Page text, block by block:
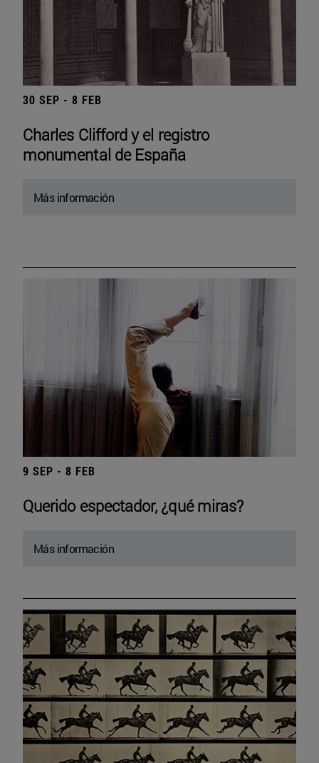
30 SEP - 8 FEB
Charles Clifford y el registro
monumental de España
Más información
9 SEP - 8 FEB
Querido espectador, ¿qué miras?
Más información